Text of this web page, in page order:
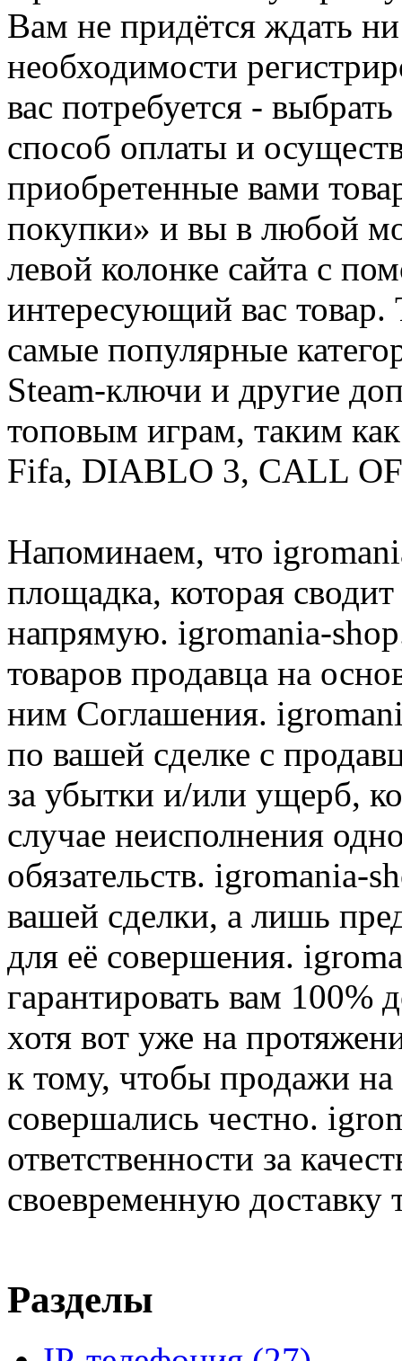
Вам не придётся ждать
необходимости
вас потребуется -
способ оплаты и
приобретенные вами
покупки» и вы в любой
левой колонке сайта с
интересующий вас
самые популярные
Steam-ключи и другие
топовым играм, таким
Fifa, DIABLO 3, CALL
Напоминаем, что
площадка, которая
напрямую. igromania-
товаров продавца на
ним Соглашения.
по вашей сделке с
за убытки и/или ущерб,
случае неисполнения
обязательств. igromania-
вашей сделки, а лишь
для её совершения.
гарантировать вам 100%
хотя вот уже на
к тому, чтобы продажи
совершались честно.
ответственности за
своевременную доставку
Разделы